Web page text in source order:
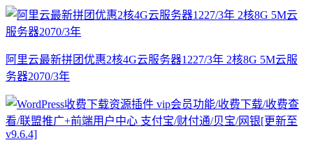
阿里云最新拼团优惠2核4G云服务器1227/3年 2核8G 5M云服
务器2070/3年